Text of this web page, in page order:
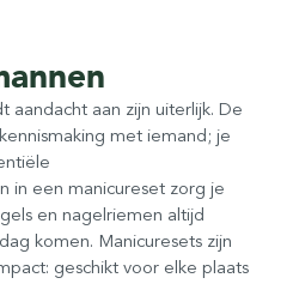
aan zijn uiterlijk. De
met iemand; je
in een manicureset zorg je
en nagelriemen altijd
komen. Manicuresets zijn
geschikt voor elke plaats